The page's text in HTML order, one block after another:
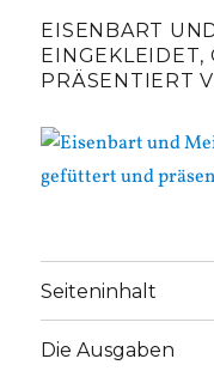
EISENBART
EINGEKLEIDET,
PRÄSENTIERT
Seiteninhalt
Die Ausgaben